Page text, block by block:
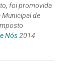
foi promovida
Municipal de
Nós2014